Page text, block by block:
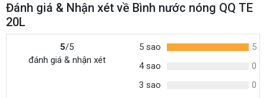
Đánh giá & Nhận xét về Bình nước nóng QQ TE
20L
5/5
đánh giá & nhận xét
5 sao
5
4 sao
0
3 sao
0